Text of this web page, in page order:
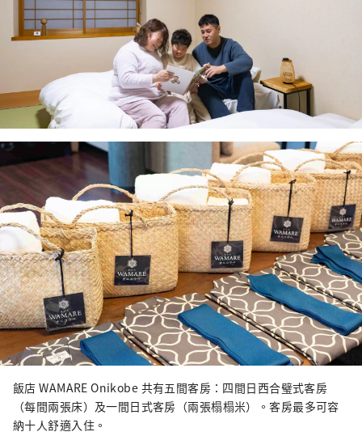
飯店 WAMARE Onikobe 共有五間客房：四間日西合璧式客房
（每間兩張床）及一間日式客房（兩張榻榻米）。客房最多可容
納十人舒適入住。